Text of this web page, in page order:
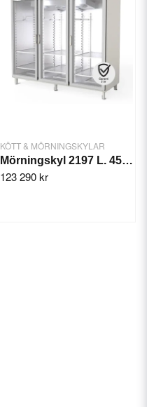
KÖTT & MÖRNINGSKYLAR
Mörningskyl 2197 L. 450 kg, 1710 W
123 290 kr